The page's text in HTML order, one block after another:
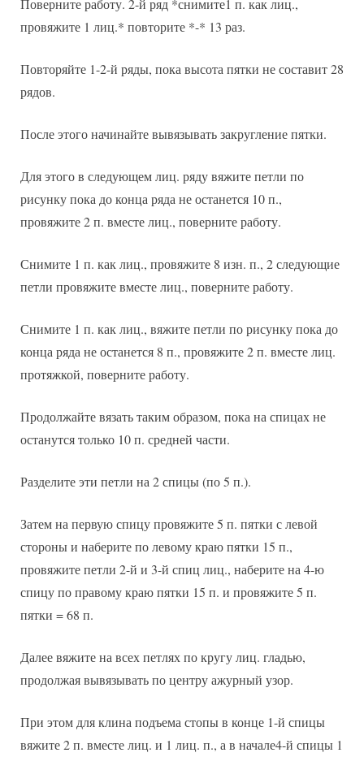
провяжите 1 лиц.* повторите *-* 13 раз.
Повторяйте 1-2-й ряды, пока высота пятки не составит 28
рядов.
После этого начинайте вывязывать закругление пятки.
Для этого в следующем лиц. ряду вяжите петли по
рисунку пока до конца ряда не останется 10 п.,
провяжите 2 п. вместе лиц., поверните работу.
Снимите 1 п. как лиц., провяжите 8 изн. п., 2 следующие
петли провяжите вместе лиц., поверните работу.
Снимите 1 п. как лиц., вяжите петли по рисунку пока до
конца ряда не останется 8 п., провяжите 2 п. вместе лиц.
протяжкой, поверните работу.
Продолжайте вязать таким образом, пока на спицах не
останутся только 10 п. средней части.
Разделите эти петли на 2 спицы (по 5 п.).
Затем на первую спицу провяжите 5 п. пятки с левой
стороны и наберите по левому краю пятки 15 п.,
провяжите петли 2-й и 3-й спиц лиц., наберите на 4-ю
спицу по правому краю пятки 15 п. и провяжите 5 п.
пятки = 68 п.
Далее вяжите на всех петлях по кругу лиц. гладью,
продолжая вывязывать по центру ажурный узор.
При этом для клина подъема стопы в конце 1-й спицы
вяжите 2 п. вместе лиц. и 1 лиц. п., а в начале4-й спицы 1